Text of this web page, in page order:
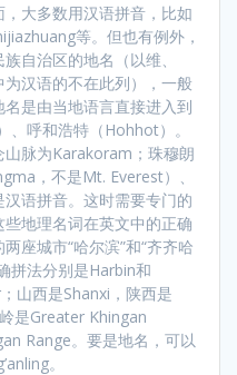
大多数用汉语拼音，比如
等。但也有例外，
自治区的地名（以维、
汉语的不在此列），一般
是由当地语言直接进入到
呼和浩特（Hohhot）。
脉为Karakoram；珠穆朗
，不是Mt. Everest）、
语拼音。这时需要专门的
地理名词在英文中的正确
座城市“哈尔滨”和“齐齐哈
拼法分别是Harbin和
山西是Shanxi，陕西是
是Greater Khingan
Range。要是地名，可以
。